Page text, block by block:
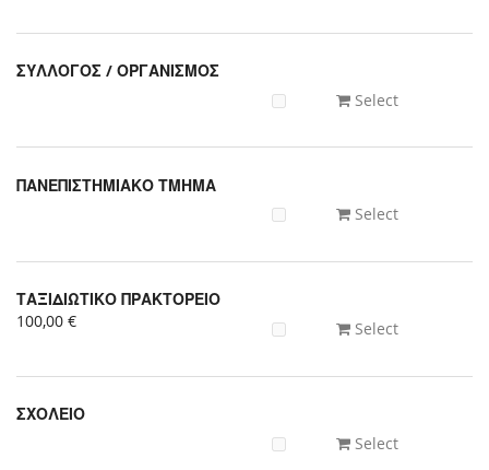
ΣΥΛΛΟΓΟΣ / ΟΡΓΑΝΙΣΜΟΣ
Select
ΠΑΝΕΠΙΣΤΗΜΙΑΚΟ ΤΜΗΜΑ
Select
ΤΑΞΙΔΙΩΤΙΚΟ ΠΡΑΚΤΟΡΕΙΟ
100,00 €
Select
ΣΧΟΛΕΙΟ
Select